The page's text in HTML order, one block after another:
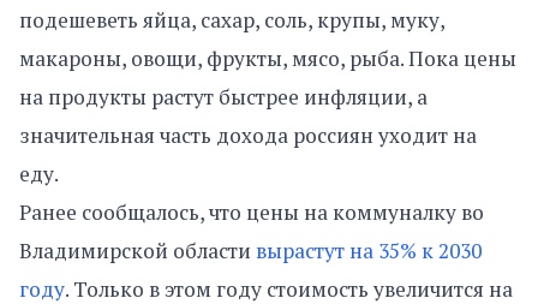
подешеветь яйца, сахар, соль, крупы, муку,
макароны, овощи, фрукты, мясо, рыба. Пока цены
на продукты растут быстрее инфляции, а
значительная часть дохода россиян уходит на
еду.
Ранее сообщалось, что цены на коммуналку во
Владимирской области вырастут на 35% к 2030
году. Только в этом году стоимость увеличится на